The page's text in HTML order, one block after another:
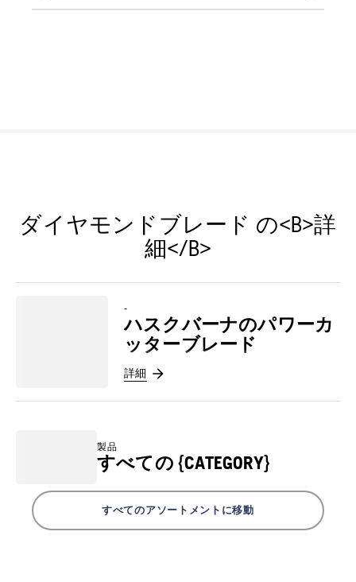
ダイヤモンドブレード の<B>詳
細</B>
-
ハスクバーナのパワーカ
ッターブレード
詳細
製品
すべての {CATEGORY}
すべてのアソートメントに移動